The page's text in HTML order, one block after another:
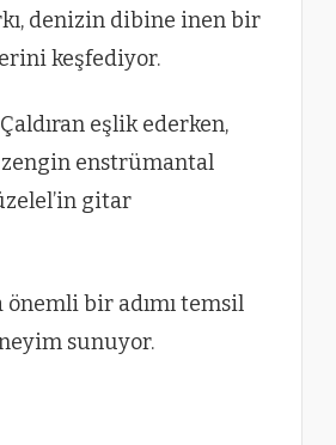
denizin dibine inen bir
keşfediyor.
eşlik ederken,
enstrümantal
gitar
önemli bir adımı temsil
sunuyor.